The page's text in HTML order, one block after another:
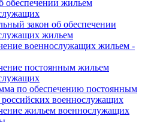
обеспечении жильем
закон об обеспечении
жильем
военнослужащих жильем -
постоянным жильем
по обеспечению постоянным
военнослужащих
жильем военнослужащих